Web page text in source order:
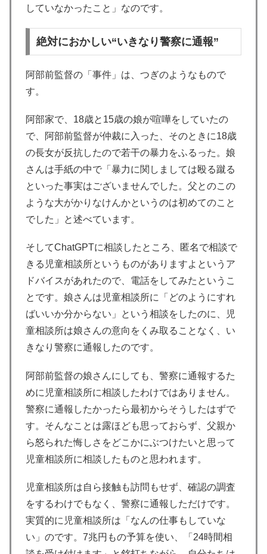
していなかったこと」なのです。
絶対におかしい“いきなり警察に通報”
阿部前監督の「事件」は、つぎのようなもので
す。
阿部家で、18歳と15歳の娘が喧嘩をしていたの
で、阿部前監督が仲裁に入った、そのときに18歳
の長女が反抗したので若干の暴力をふるった。娘
さんは手紙の中で「暴力に関しましては殴る蹴る
といった事実はございませんでした。父とのこの
ような大がかりなけんかというのは初めてのこと
でした」と述べています。
そしてChatGPTに相談したところ、匿名で相談で
きる児童相談所というものがありますよというア
ドバイスがあれたので、電話をしてみたというこ
とです。娘さんは児童相談所に「どのようにすれ
ばいいか分からない」という相談をしたのに、児
童相談所は娘さんの意向をくみ取ることなく、い
きなり警察に通報したのです。
阿部前監督の娘さんにしても、警察に通報するた
めに児童相談所に相談したわけではありません。
警察に通報したかったら最初からそうしたはずで
す。そんなことは露ほども思っておらず、父親か
ら怒られた悔しさをどこかにぶつけたいと思って
児童相談所に相談したものと思われます。
児童相談所は自ら接触も訪問もせず、確認の調査
をするわけでもなく、警察に通報しただけです。
実質的に児童相談所は「なんの仕事もしていな
い」のです。7兆円もの予算を使い、「24時間相